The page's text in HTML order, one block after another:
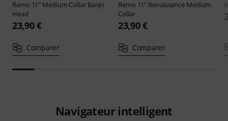
Remo 11" Medium Collar Banjo
Head
23,90 €
Comparer
Remo 11" Renaissance Medium
Collar
23,90 €
Comparer
Navigateur intelligent